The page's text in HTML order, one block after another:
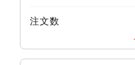
注文数